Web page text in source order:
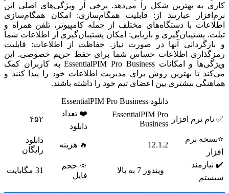
کاری به بهترین شکل را می‌دهد. برخی از ویژگی‌های اصلی این
نرم‌افزار عبارتند از: قابلیت همگام‌سازی: امکان همگام‌سازی
اطلاعات با دستگاه‌های مختلف از جمله کامپیوتر، تلفن همراه و
تبلت. پشتیبان‌گیری و بازیابی: امکان پشتیبان‌گیری از اطلاعات شما
و بازگردانی آنها در صورت نیاز. حفاظت از اطلاعات: قابلیت
رمزگذاری اطلاعات حساس شما برای حفظ حریم خصوصی. این
ویژگی‌ها و امکانات EssentialPIM Pro Business به کاربران کمک
می‌کند تا بهترین روش برای مدیریت اطلاعات خود را پیدا کنند و
هماهنگی بیشتری بین اعضای تیم خود را داشته باشند.
دانلود EssentialPIM Pro Business
✅ نام نرم افزار
EssentialPIM Pro
Business
❤️ تعداد
دانلود
۴۵۲
⭐نسخه نرم
افزار
12.1.2 🔥 هزینه
دانلود
رایگان
✔️ نیازمند
سیستم
ویندوز 7 به بالا
🔆 حجم
فایل
31 مگابایت